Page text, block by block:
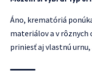
Áno, krematóriá
materiálov a v rôznych
priniesť aj vlastnú